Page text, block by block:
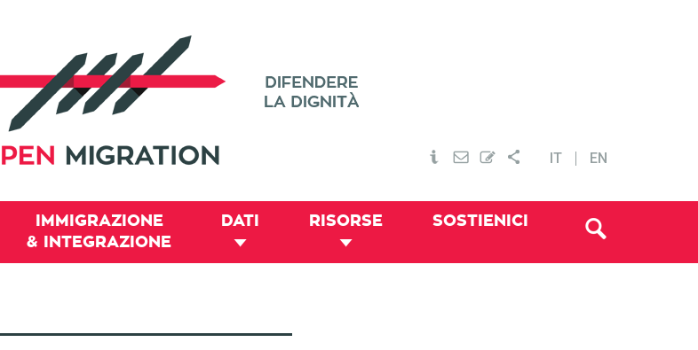
IT EN
IMMIGRAZIONE
& INTEGRAZIONE
DATI RISORSE SOSTIENICI